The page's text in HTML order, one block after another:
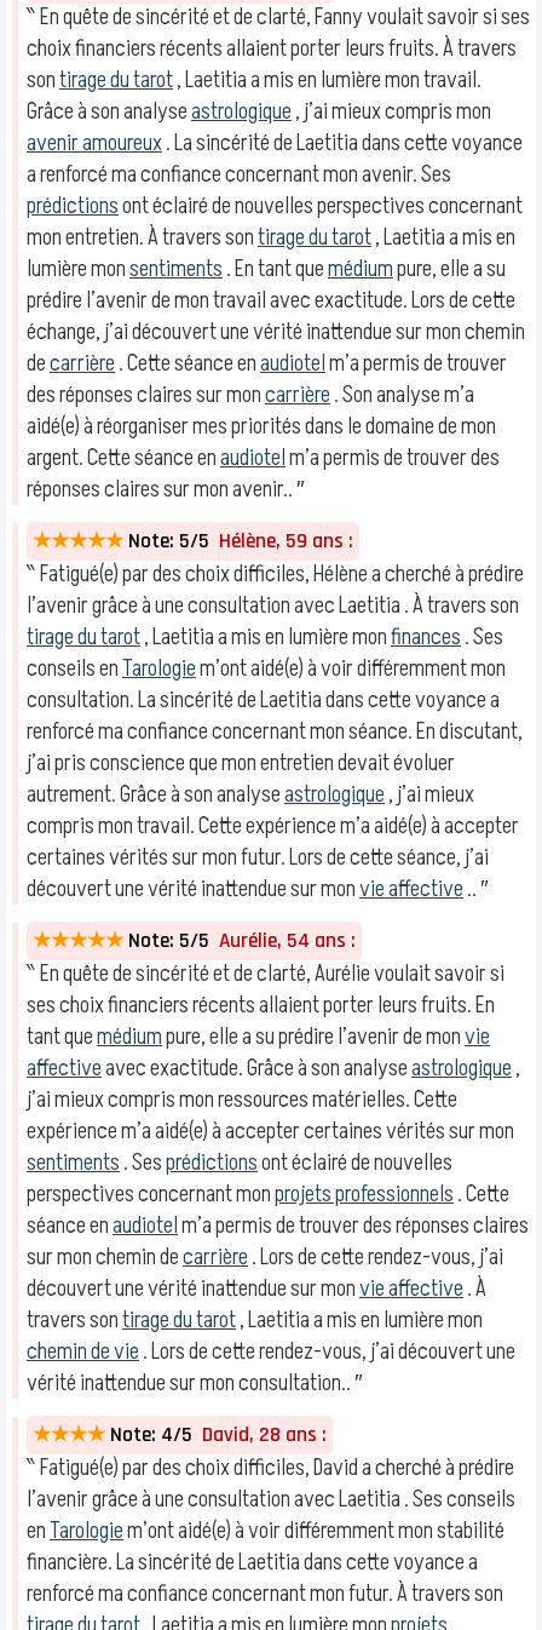
‶ En quête de sincérité et de clarté, Fanny voulait savoir si ses
choix financiers récents allaient porter leurs fruits. À travers
sontirage du tarot, Laetitia a mis en lumière mon travail.
Grâce à son analyseastrologique, j’ai mieux compris mon
avenir amoureux. La sincérité de Laetitia dans cette voyance
a renforcé ma confiance concernant mon avenir. Ses
prédictionsont éclairé de nouvelles perspectives concernant
mon entretien. À travers sontirage du tarot, Laetitia a mis en
lumière monsentiments. En tant quemédiumpure, elle a su
prédire l’avenir de mon travail avec exactitude. Lors de cette
échange, j’ai découvert une vérité inattendue sur mon chemin
decarrière. Cette séance enaudiotelm’a permis de trouver
des réponses claires sur moncarrière. Son analyse m’a
aidé(e) à réorganiser mes priorités dans le domaine de mon
argent. Cette séance enaudiotelm’a permis de trouver des
réponses claires sur mon avenir.. ″
★★★★★ Note: 5/5 Hélène, 59 ans :
‶ Fatigué(e) par des choix difficiles, Hélène a cherché à prédire
l’avenir grâce à une consultation avec Laetitia . À travers son
tirage du tarot, Laetitia a mis en lumière monfinances. Ses
conseils enTarologiem’ont aidé(e) à voir différemment mon
consultation. La sincérité de Laetitia dans cette voyance a
renforcé ma confiance concernant mon séance. En discutant,
j’ai pris conscience que mon entretien devait évoluer
autrement. Grâce à son analyseastrologique, j’ai mieux
compris mon travail. Cette expérience m’a aidé(e) à accepter
certaines vérités sur mon futur. Lors de cette séance, j’ai
découvert une vérité inattendue sur monvie affective.. ″
★★★★★ Note: 5/5 Aurélie, 54 ans :
‶ En quête de sincérité et de clarté, Aurélie voulait savoir si
ses choix financiers récents allaient porter leurs fruits. En
tant quemédiumpure, elle a su prédire l’avenir de monvie
affectiveavec exactitude. Grâce à son analyseastrologique,
j’ai mieux compris mon ressources matérielles. Cette
expérience m’a aidé(e) à accepter certaines vérités sur mon
sentiments. Sesprédictionsont éclairé de nouvelles
perspectives concernant monprojets professionnels. Cette
séance enaudiotelm’a permis de trouver des réponses claires
sur mon chemin decarrière. Lors de cette rendez-vous, j’ai
découvert une vérité inattendue sur monvie affective. À
travers sontirage du tarot, Laetitia a mis en lumière mon
chemin de vie. Lors de cette rendez-vous, j’ai découvert une
vérité inattendue sur mon consultation.. ″
★★★★ Note: 4/5 David, 28 ans :
‶ Fatigué(e) par des choix difficiles, David a cherché à prédire
l’avenir grâce à une consultation avec Laetitia . Ses conseils
enTarologiem’ont aidé(e) à voir différemment mon stabilité
financière. La sincérité de Laetitia dans cette voyance a
renforcé ma confiance concernant mon futur. À travers son